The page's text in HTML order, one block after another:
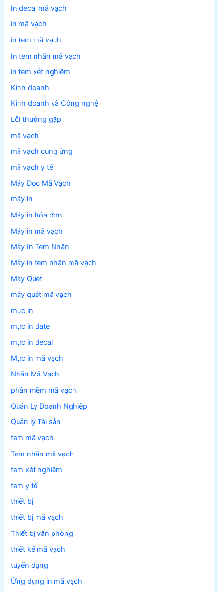
In decal mã vạch
in mã vạch
in tem mã vạch
In tem nhãn mã vạch
in tem xét nghiệm
Kinh doanh
Kinh doanh và Công nghệ
Lỗi thường gặp
mã vạch
mã vạch cung ứng
mã vạch y tế
Máy Đọc Mã Vạch
máy in
Máy in hóa đơn
Máy in mã vạch
Máy In Tem Nhãn
Máy in tem nhãn mã vạch
Máy Quét
máy quét mã vạch
mực in
mực in date
mực in decal
Mực in mã vạch
Nhãn Mã Vạch
phần mềm mã vạch
Quản Lý Doanh Nghiệp
Quản lý Tài sản
tem mã vạch
Tem nhãn mã vạch
tem xét nghiệm
tem y tế
thiết bị
thiết bị mã vạch
Thiết bị văn phòng
thiết kế mã vạch
tuyển dụng
Ứng dụng in mã vạch